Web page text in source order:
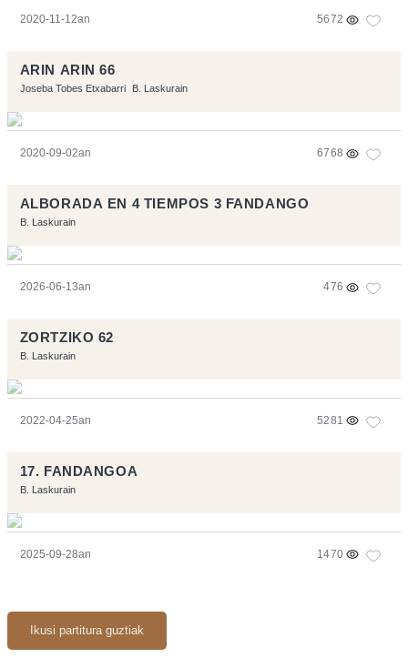
2020-11-12an 5672
ARIN ARIN 66
Joseba Tobes Etxabarri B. Laskurain
2020-09-02an 6768
ALBORADA EN 4 TIEMPOS 3 FANDANGO
B. Laskurain
2026-06-13an 476
ZORTZIKO 62
B. Laskurain
2022-04-25an 5281
17. FANDANGOA
B. Laskurain
2025-09-28an 1470
Ikusi partitura guztiak